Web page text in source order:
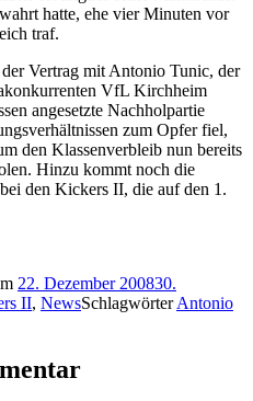
hatte, ehe vier Minuten vor
traf.
Vertrag mit Antonio Tunic, der
VfL Kirchheim
angesetzte Nachholpartie
zum Opfer fiel,
den Klassenverbleib nun bereits
Hinzu kommt noch die
den Kickers II, die auf den 1.
22. Dezember 200830.
II, NewsSchlagwörterAntonio